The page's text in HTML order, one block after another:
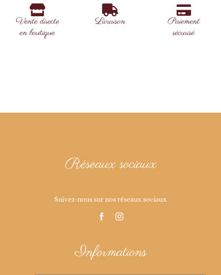
Vente directe
en boutique
Livraison
Paiement
sécurisé
Réseaux sociaux
Suivez-nous sur nos réseaux sociaux
Informations